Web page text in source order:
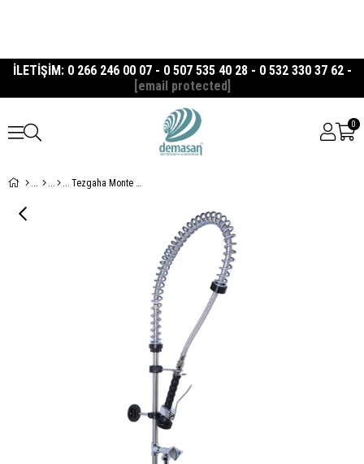
İLETİŞİM: 0 266 246 00 07 - 0 507 535 40 28 - 0 532 330 37 62 -
[email protected]
0
Tezgaha Monte Çevirmeli Ara Musluklu Duş Su Sprey Ünitesi